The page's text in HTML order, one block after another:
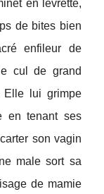
en levrette,
de bites bien
enfileur de
cul de grand
Elle lui grimpe
en tenant ses
son vagin
male sort sa
de mamie